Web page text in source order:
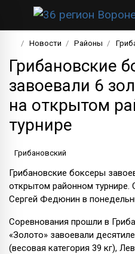
Новости Районы
Грибановские
завоевали 6
на открытом
турнире
Грибановский
Грибановские боксеры
открытом районном
Сергей Федюнин в
Соревнования прошли в
«Золото» завоевали
(весовая категория 39 кг),